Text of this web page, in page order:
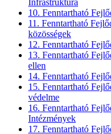
Infrastruktúra
10. Fenntartható
11. Fenntartható
közösségek
12. Fenntartható
13. Fenntartható
ellen
14. Fenntartható
15. Fenntartható
védelme
16. Fenntartható
Intézmények
17. Fenntartható